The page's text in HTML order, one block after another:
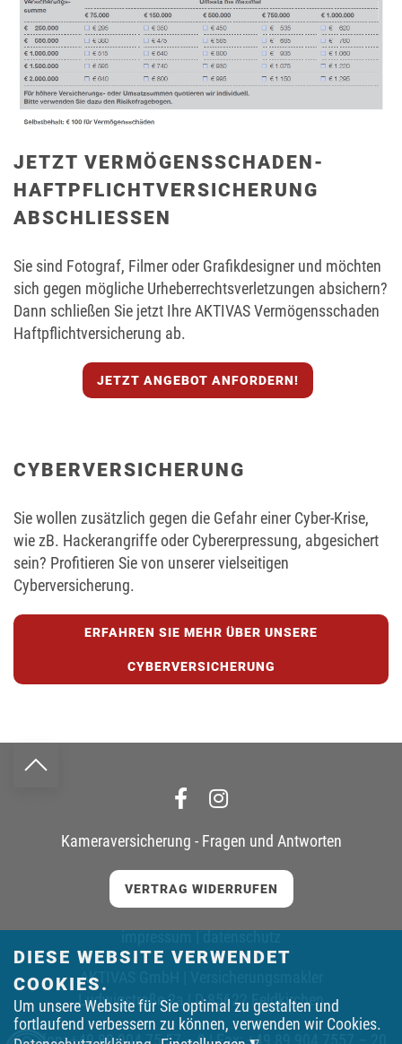
DIESE WEBSITE VERWENDET
COOKIES.
Um unsere Website für Sie optimal zu gestalten und
fortlaufend verbessern zu können, verwenden wir Cookies.
JETZT VERMÖGENSSCHADEN-
HAFTPFLICHTVERSICHERUNG
ABSCHLIESSEN
Sie sind Fotograf, Filmer oder Grafikdesigner und möchten
sich gegen mögliche Urheberrechtsverletzungen absichern?
Dann schließen Sie jetzt Ihre AKTIVAS Vermögensschaden
Haftpflichtversicherung ab.
JETZT ANGEBOT ANFORDERN!
CYBERVERSICHERUNG
Sie wollen zusätzlich gegen die Gefahr einer Cyber-Krise,
wie zB. Hackerangriffe oder Cybererpressung, abgesichert
sein? Profitieren Sie von unserer vielseitigen
Cyberversicherung.
ERFAHREN SIE MEHR ÜBER UNSERE
CYBERVERSICHERUNG
Kameraversicherung - Fragen und Antworten
VERTRAG WIDERRUFEN
AKTIVAS GmbH | Versicherungsmakler
Ludwigstraße 2a | D-85622 Feldkirchen
Telefon:+49 89 904 75 57 – 0| Fax: +49 89 904 7557 – 20